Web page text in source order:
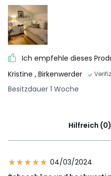
Ich empfehle dieses
Kristine , Birkenwerder
Besitzdauer 1 Woche
Hilfreich (0)
04/03/2024